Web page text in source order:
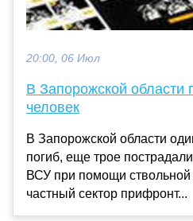
20:00, 06 Июл
В Запорожской области
человек
В Запорожской области
погиб, еще трое
ВСУ при помощи ствольной
частный сектор прифронт...